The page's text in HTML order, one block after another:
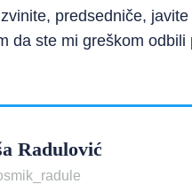
predsedniče,
da ste mi greškom odbili
Radulović